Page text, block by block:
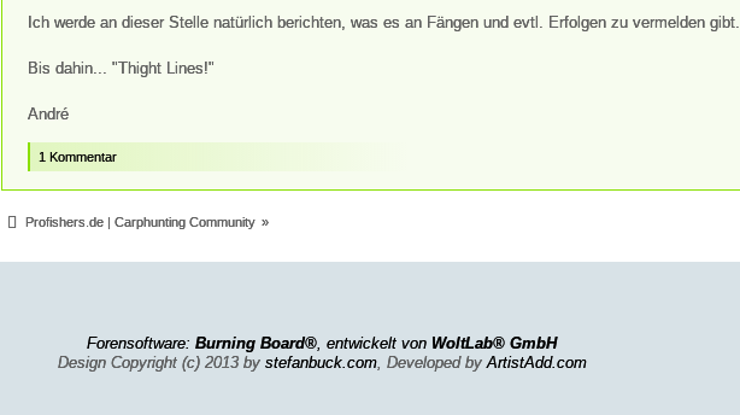
Ich werde an dieser Stelle natürlich berichten, was es an Fängen und evtl. Erfolgen zu vermelden gibt.
Bis dahin... "Thight Lines!"
André
1 Kommentar
Profishers.de | Carphunting Community »
Forensoftware: Burning Board®, entwickelt von WoltLab® GmbH
Design Copyright (c) 2013 by stefanbuck.com, Developed byArtistAdd.com